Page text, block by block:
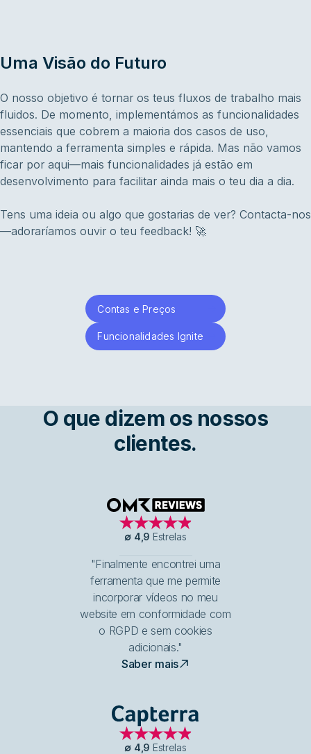
Uma Visão do Futuro
O nosso objetivo é tornar os teus fluxos de trabalho mais
fluidos. De momento, implementámos as funcionalidades
essenciais que cobrem a maioria dos casos de uso,
mantendo a ferramenta simples e rápida. Mas não vamos
ficar por aqui—mais funcionalidades já estão em
desenvolvimento para facilitar ainda mais o teu dia a dia.
Tens uma ideia ou algo que gostarias de ver? Contacta-nos
—adoraríamos ouvir o teu feedback! 🚀
Contas e Preços
Funcionalidades Ignite
O que dizem os nossos
clientes.
OMR Reviews
∅ 4,9 Estrelas
"Finalmente encontrei uma
ferramenta que me permite
incorporar vídeos no meu
website em conformidade com
o RGPD e sem cookies
adicionais."
Saber mais
Capterra
∅ 4,9 Estrelas